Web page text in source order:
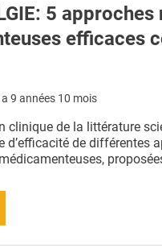
5 approches
efficaces
9 années 10 mois
clinique de la littérature
d’efficacité de différentes